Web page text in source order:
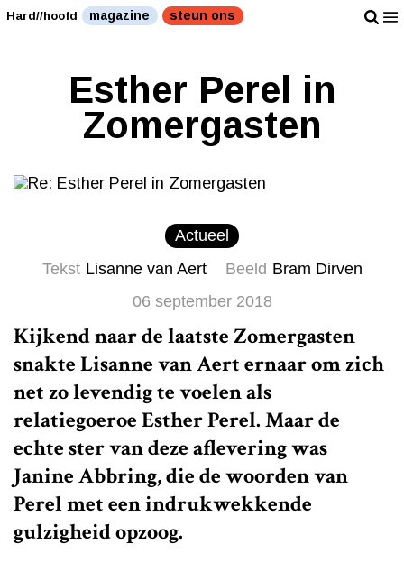
Hard//hoofd magazine steun ons
Esther Perel in
Zomergasten
Actueel
Tekst Lisanne van Aert Beeld Bram Dirven
06 september 2018
Kijkend naar de laatste Zomergasten
snakte Lisanne van Aert ernaar om zich
net zo levendig te voelen als
relatiegoeroe Esther Perel. Maar de
echte ster van deze aflevering was
Janine Abbring, die de woorden van
Perel met een indrukwekkende
gulzigheid opzoog.